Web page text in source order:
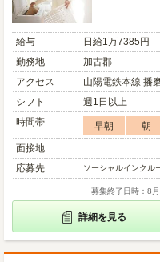
給与
日給1万7385円
勤務地
加古郡
アクセス
山陽電鉄本線 播
シフト
週1日以上
時間帯
早朝 朝
面接地
応募先
ソーシャルインクル
募集終了日時：8
詳細を見る